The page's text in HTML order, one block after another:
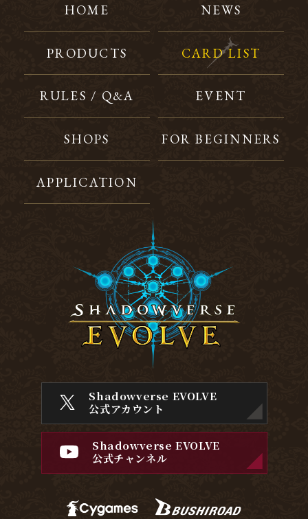
HOME NEWS
PRODUCTS CARD LIST
RULES / Q&A EVENT
SHOPS FOR BEGINNERS
APPLICATION
Shadowverse EVOLVE
公式アカウント
Shadowverse EVOLVE
公式チャンネル